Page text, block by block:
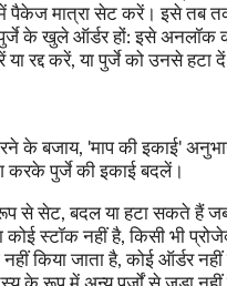
पैकेज मात्रा सेट करें। इसे तब
के खुले ऑर्डर हों: इसे अनलॉक
या रद्द करें, या पुर्जे को उनसे हटा
के बजाय, 'माप की इकाई'
पुर्जे की इकाई बदलें।
से सेट, बदल या हटा सकते हैं जब
स्टॉक नहीं है, किसी भी
किया जाता है, कोई ऑर्डर